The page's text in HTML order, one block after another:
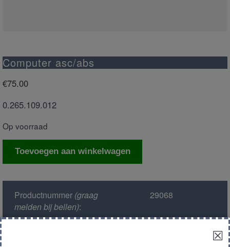
Computer asc/abs
€75.00
0.265.109.012
Op voorraad
Computer
Toevoegen aan winkelwagen
Productnummer(graag
melden bij bellen):
29068
☒